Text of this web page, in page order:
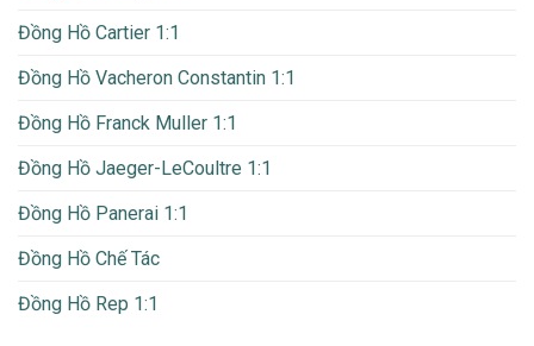
Đồng Hồ Cartier 1:1
Đồng Hồ Vacheron Constantin 1:1
Đồng Hồ Franck Muller 1:1
Đồng Hồ Jaeger-LeCoultre 1:1
Đồng Hồ Panerai 1:1
Đồng Hồ Chế Tác
Đồng Hồ Rep 1:1